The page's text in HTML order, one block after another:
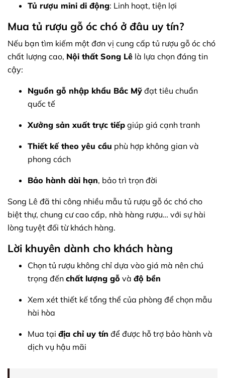
Tủ rượu mini di động: Linh hoạt, tiện lợi
Mua tủ rượu gỗ óc chó ở đâu uy tín?
Nếu bạn tìm kiếm một đơn vị cung cấp tủ rượu gỗ óc chó
chất lượng cao, Nội thất Song Lê là lựa chọn đáng tin
cậy:
Nguồn gỗ nhập khẩu Bắc Mỹ đạt tiêu chuẩn
quốc tế
Xưởng sản xuất trực tiếp giúp giá cạnh tranh
Thiết kế theo yêu cầu phù hợp không gian và
phong cách
Bảo hành dài hạn, bảo trì trọn đời
Song Lê đã thi công nhiều mẫu tủ rượu gỗ óc chó cho
biệt thự, chung cư cao cấp, nhà hàng rượu… với sự hài
lòng tuyệt đối từ khách hàng.
Lời khuyên dành cho khách hàng
Chọn tủ rượu không chỉ dựa vào giá mà nên chú
trọng đến chất lượng gỗ và độ bền
Xem xét thiết kế tổng thể của phòng để chọn mẫu
hài hòa
Mua tại địa chỉ uy tín để được hỗ trợ bảo hành và
dịch vụ hậu mãi